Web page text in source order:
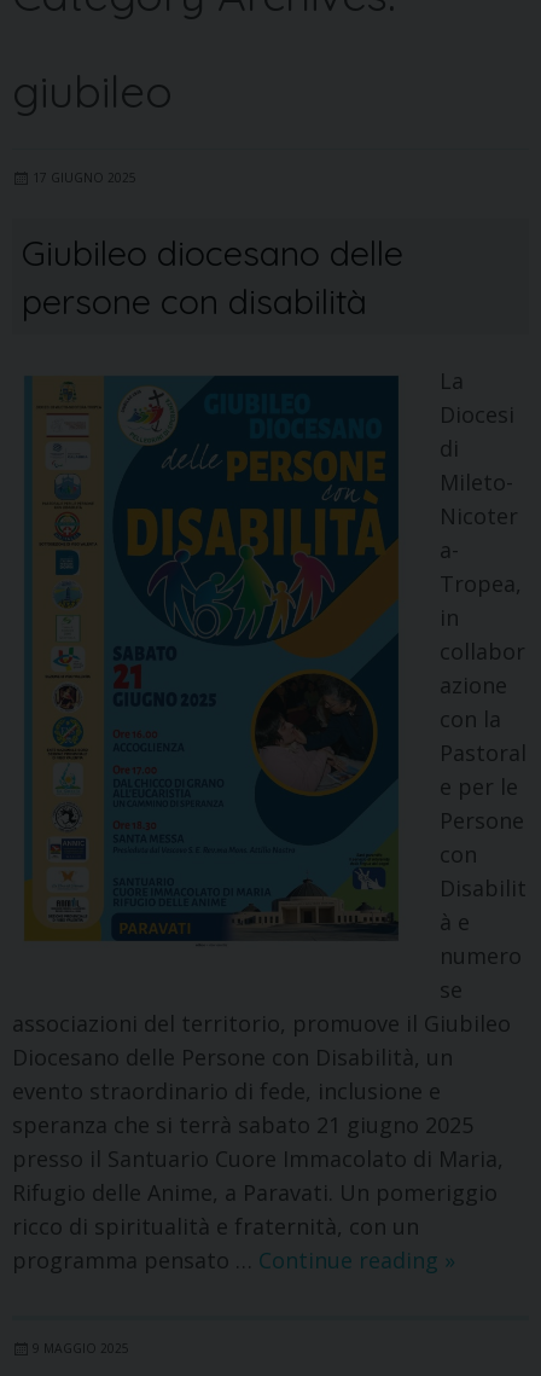
giubileo
17 GIUGNO 2025
Giubileo diocesano delle
persone con disabilità
La
Diocesi
di
Mileto-
Nicoter
a-
Tropea,
in
collabor
azione
con la
Pastoral
e per le
Persone
con
Disabilit
à e
numero
se
associazioni del territorio, promuove il Giubileo
Diocesano delle Persone con Disabilità, un
evento straordinario di fede, inclusione e
speranza che si terrà sabato 21 giugno 2025
presso il Santuario Cuore Immacolato di Maria,
Rifugio delle Anime, a Paravati. Un pomeriggio
ricco di spiritualità e fraternità, con un
programma pensato … Continue reading »
9 MAGGIO 2025